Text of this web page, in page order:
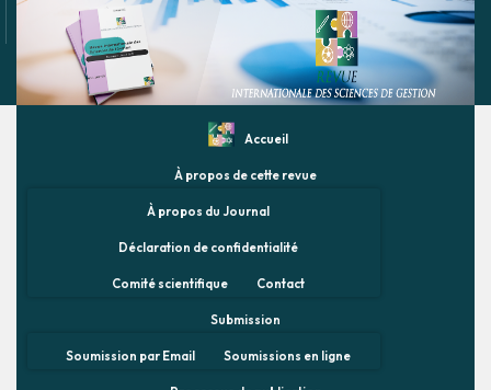
Accueil
À propos de cette revue
À propos du Journal
Déclaration de confidentialité
Comité scientifique Contact
Submission
Soumission par Email Soumissions en ligne